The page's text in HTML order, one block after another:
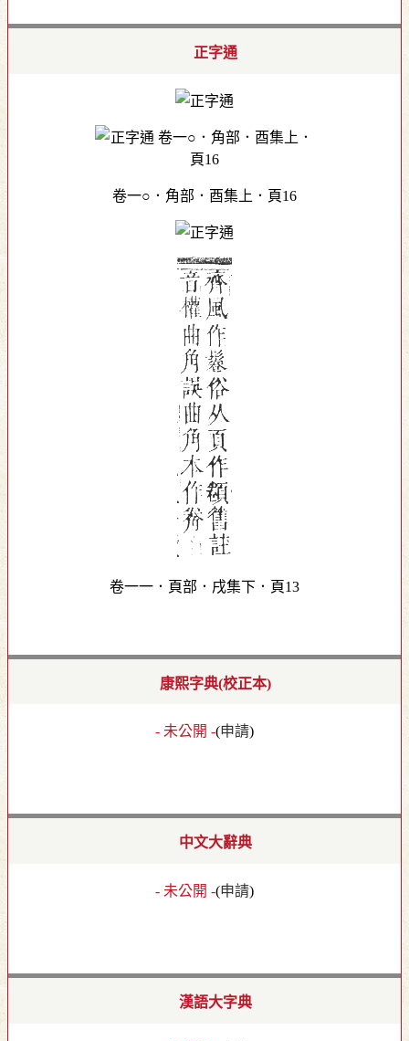
正字通
卷一○．角部．酉集上．頁16
卷一一．頁部．戌集下．頁13
康熙字典(校正本)
- 未公開 -(申請)
中文大辭典
- 未公開 -(申請)
漢語大字典